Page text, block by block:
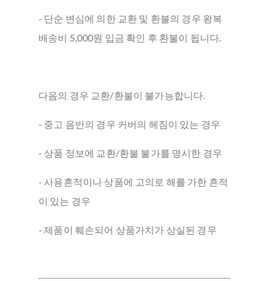
- 단순 변심에 의한 교환 및 환불의 경우 왕복
배송비 5,000원 입금 확인 후 환불이 됩니다.
다음의 경우 교환/환불이 불가능합니다.
- 중고 음반의 경우 커버의 헤짐이 있는 경우
- 상품 정보에 교환/환불 불가를 명시한 경우
- 사용흔적이나 상품에 고의로 해를 가한 흔적
이 있는 경우
- 제품이 훼손되어 상품가치가 상실된 경우